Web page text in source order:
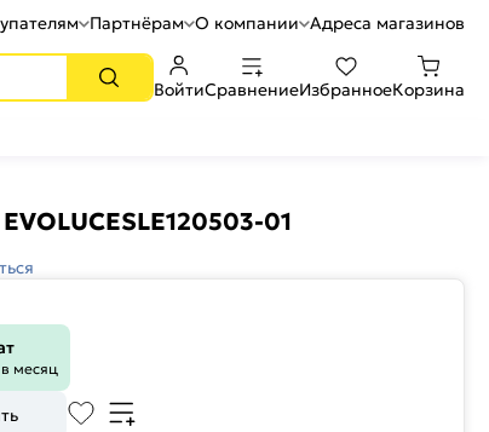
Партнёрам О компании Адреса магазинов
ВойтиСравнениеИзбранноеКорзина
01
в месяц